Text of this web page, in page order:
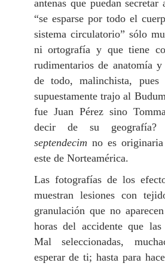
antenas que puedan
“se esparse por todo el
sistema circulatorio” sólo
ni ortografía y que tiene
rudimentarios de anatomía
de todo, malinchista,
supuestamente trajo al
fue Juan Pérez sino
decir de su
septendecim no es
este de Norteamérica.
Las fotografías de los
muestran lesiones con
granulación que no
horas del accidente que las
Mal seleccionadas,
esperar de ti; hasta para